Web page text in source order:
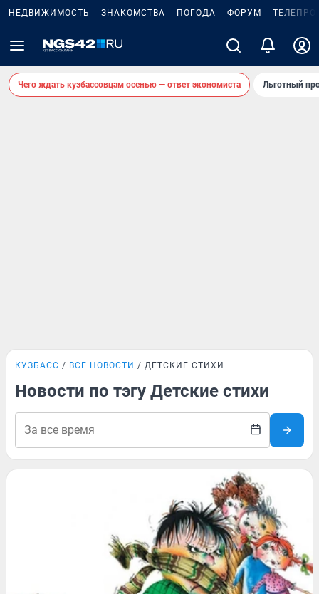
НЕДВИЖИМОСТЬ ЗНАКОМСТВА ПОГОДА ФОРУМ
Чего ждать кузбассовцам осенью — ответ экономиста Льготный
КУЗБАСС ВСЕ НОВОСТИ ДЕТСКИЕ СТИХИ
Новости по тэгу Детские стихи